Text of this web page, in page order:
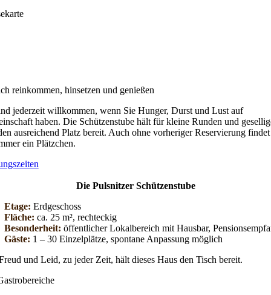
reinkommen, hinsetzen und genießen
jederzeit willkommen, wenn Sie Hunger, Durst und Lust auf
haben. Die Schützenstube hält für kleine Runden und
ausreichend Platz bereit. Auch ohne vorheriger Reservierung
ein Plätzchen.
Die Pulsnitzer Schützenstube
Etage: Erdgeschoss
Fläche: ca. 25 m², rechteckig
Besonderheit: öffentlicher Lokalbereich mit Hausbar,
Gäste: 1 – 30 Einzelplätze, spontane Anpassung möglich
und Leid, zu jeder Zeit, hält dieses Haus den Tisch bereit.